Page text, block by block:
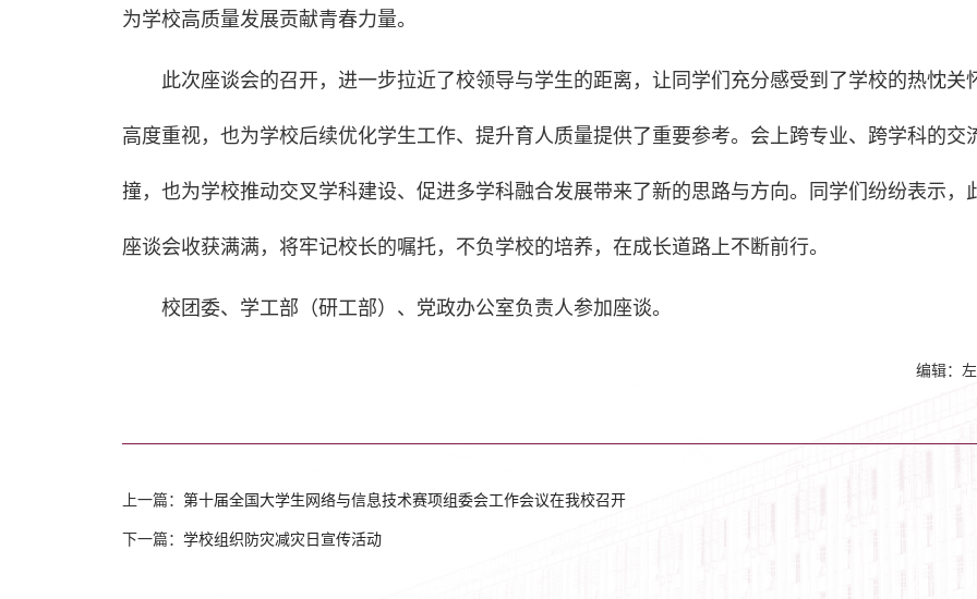
为学校高质量发展贡献青春力量。
此次座谈会的召开，进一步拉近了校领导与学生的距离，让同学们充分感受到了学校的热忱关
高度重视，也为学校后续优化学生工作、提升育人质量提供了重要参考。会上跨专业、跨学科的交
撞，也为学校推动交叉学科建设、促进多学科融合发展带来了新的思路与方向。同学们纷纷表示，
座谈会收获满满，将牢记校长的嘱托，不负学校的培养，在成长道路上不断前行。
校团委、学工部（研工部）、党政办公室负责人参加座谈。
编辑：
上一篇： 第十届全国大学生网络与信息技术赛项组委会工作会议在我校召开
下一篇： 学校组织防灾减灾日宣传活动